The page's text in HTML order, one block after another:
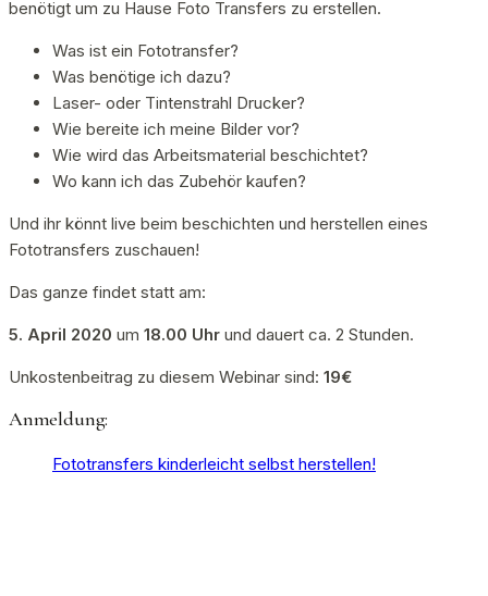
benötigt um zu Hause Foto Transfers zu erstellen.
Was ist ein Fototransfer?
Was benötige ich dazu?
Laser- oder Tintenstrahl Drucker?
Wie bereite ich meine Bilder vor?
Wie wird das Arbeitsmaterial beschichtet?
Wo kann ich das Zubehör kaufen?
Und ihr könnt live beim beschichten und herstellen eines
Fototransfers zuschauen!
Das ganze findet statt am:
5. April 2020 um 18.00 Uhr und dauert ca. 2 Stunden.
Unkostenbeitrag zu diesem Webinar sind: 19€
Anmeldung:
Fototransfers kinderleicht selbst herstellen!